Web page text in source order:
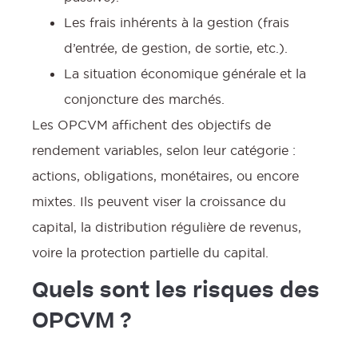
Les frais inhérents à la gestion (frais
d’entrée, de gestion, de sortie, etc.).
La situation économique générale et la
conjoncture des marchés.
Les OPCVM affichent des objectifs de
rendement variables, selon leur catégorie :
actions, obligations, monétaires, ou encore
mixtes. Ils peuvent viser la croissance du
capital, la distribution régulière de revenus,
voire la protection partielle du capital.
Quels sont les risques des
OPCVM ?